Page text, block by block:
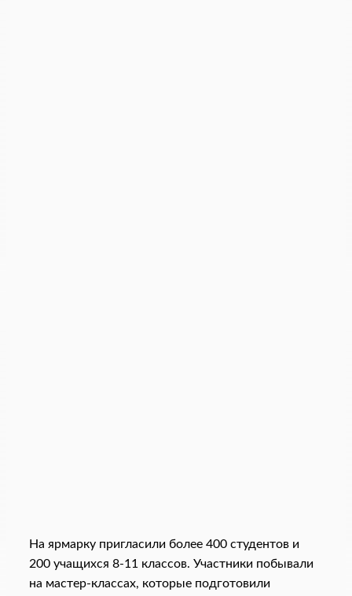
На ярмарку пригласили более 400 студентов и
200 учащихся 8-11 классов. Участники побывали
на мастер-классах, которые подготовили